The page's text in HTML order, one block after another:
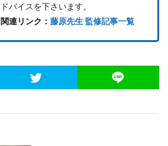
ドバイスを下さいます。
関連リンク： 藤原先生 監修記事一覧